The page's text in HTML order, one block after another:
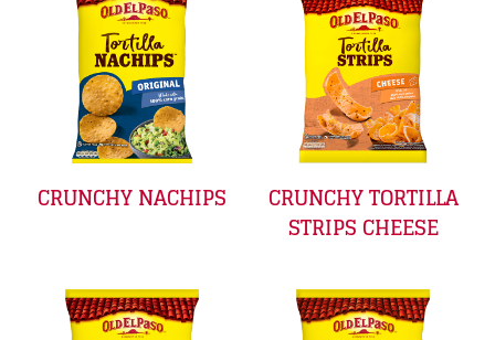
CRUNCHY NACHIPS
CRUNCHY TORTILLA
STRIPS CHEESE